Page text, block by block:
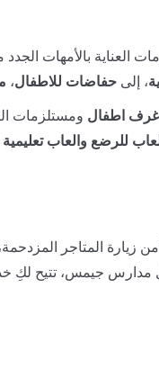
العناية بالأمهات
، إلى حفاضات للاطفال،
غرف اطفال ومستلزمات
للرضع والعاب
زيارة المتاجر
مدارس جيمس، تتيح لكِ